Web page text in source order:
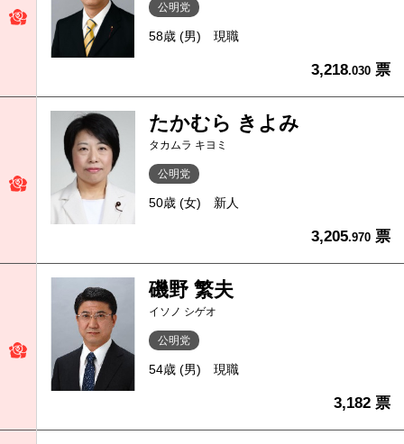
公明党
58歳 (男) 現職
3,218.030 票
たかむら きよみ
タカムラ キヨミ
公明党
50歳 (女) 新人
3,205.970 票
磯野 繁夫
イソノ シゲオ
公明党
54歳 (男) 現職
3,182 票